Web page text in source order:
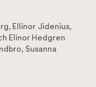
, Ellinor Jidenius,
Elinor Hedgren
, Susanna